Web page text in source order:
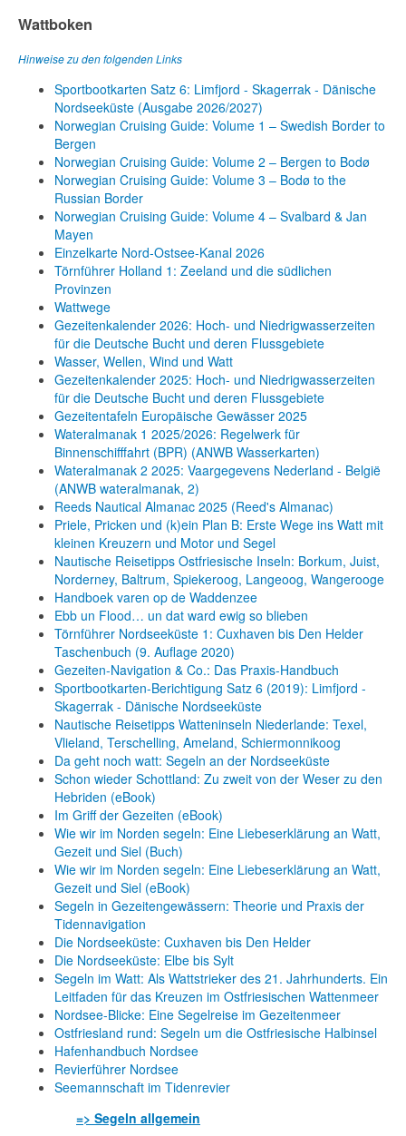
Wattboken
Hinweise zu den folgenden Links
Sportbootkarten Satz 6: Limfjord - Skagerrak - Dänische
Nordseeküste (Ausgabe 2026/2027)
Norwegian Cruising Guide: Volume 1 – Swedish Border to
Bergen
Norwegian Cruising Guide: Volume 2 – Bergen to Bodø
Norwegian Cruising Guide: Volume 3 – Bodø to the
Russian Border
Norwegian Cruising Guide: Volume 4 – Svalbard & Jan
Mayen
Einzelkarte Nord-Ostsee-Kanal 2026
Törnführer Holland 1: Zeeland und die südlichen
Provinzen
Wattwege
Gezeitenkalender 2026: Hoch- und Niedrigwasserzeiten
für die Deutsche Bucht und deren Flussgebiete
Wasser, Wellen, Wind und Watt
Gezeitenkalender 2025: Hoch- und Niedrigwasserzeiten
für die Deutsche Bucht und deren Flussgebiete
Gezeitentafeln Europäische Gewässer 2025
Wateralmanak 1 2025/2026: Regelwerk für
Binnenschifffahrt (BPR) (ANWB Wasserkarten)
Wateralmanak 2 2025: Vaargegevens Nederland - België
(ANWB wateralmanak, 2)
Reeds Nautical Almanac 2025 (Reed's Almanac)
Priele, Pricken und (k)ein Plan B: Erste Wege ins Watt mit
kleinen Kreuzern und Motor und Segel
Nautische Reisetipps Ostfriesische Inseln: Borkum, Juist,
Norderney, Baltrum, Spiekeroog, Langeoog, Wangerooge
Handboek varen op de Waddenzee
Ebb un Flood… un dat ward ewig so blieben
Törnführer Nordseeküste 1: Cuxhaven bis Den Helder
Taschenbuch (9. Auflage 2020)
Gezeiten-Navigation & Co.: Das Praxis-Handbuch
Sportbootkarten-Berichtigung Satz 6 (2019): Limfjord -
Skagerrak - Dänische Nordseeküste
Nautische Reisetipps Watteninseln Niederlande: Texel,
Vlieland, Terschelling, Ameland, Schiermonnikoog
Da geht noch watt: Segeln an der Nordseeküste
Schon wieder Schottland: Zu zweit von der Weser zu den
Hebriden (eBook)
Im Griff der Gezeiten (eBook)
Wie wir im Norden segeln: Eine Liebeserklärung an Watt,
Gezeit und Siel (Buch)
Wie wir im Norden segeln: Eine Liebeserklärung an Watt,
Gezeit und Siel (eBook)
Segeln in Gezeitengewässern: Theorie und Praxis der
Tidennavigation
Die Nordseeküste: Cuxhaven bis Den Helder
Die Nordseeküste: Elbe bis Sylt
Segeln im Watt: Als Wattstrieker des 21. Jahrhunderts. Ein
Leitfaden für das Kreuzen im Ostfriesischen Wattenmeer
Nordsee-Blicke: Eine Segelreise im Gezeitenmeer
Ostfriesland rund: Segeln um die Ostfriesische Halbinsel
Hafenhandbuch Nordsee
Revierführer Nordsee
Seemannschaft im Tidenrevier
=> Segeln allgemein